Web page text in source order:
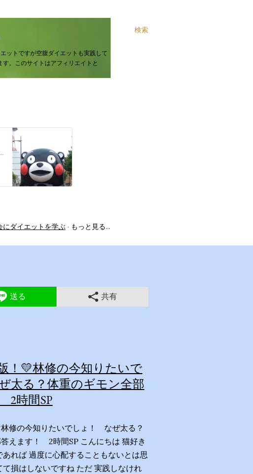
検索
ットですが空腹ダイエットも実践して
。このサイトはアフィリエイトと
今回の熊本を震源とする地震で被災された皆さままだまだ余震も続き大変な時間を過ごされていると思います。心よりお見舞い申し上げます
にダイエットを学ぶ もっと見る…
送る 共有
！💛林修の今知りたいで
太る？体重のギモン全部
時間SP
修の今知りたいでしょ！ なぜ太る？
えます！ 2時間SP こんにちは 猫好き
れば 過度に心配することもないとは思
て損はしないですね ただ 実践しなけれ